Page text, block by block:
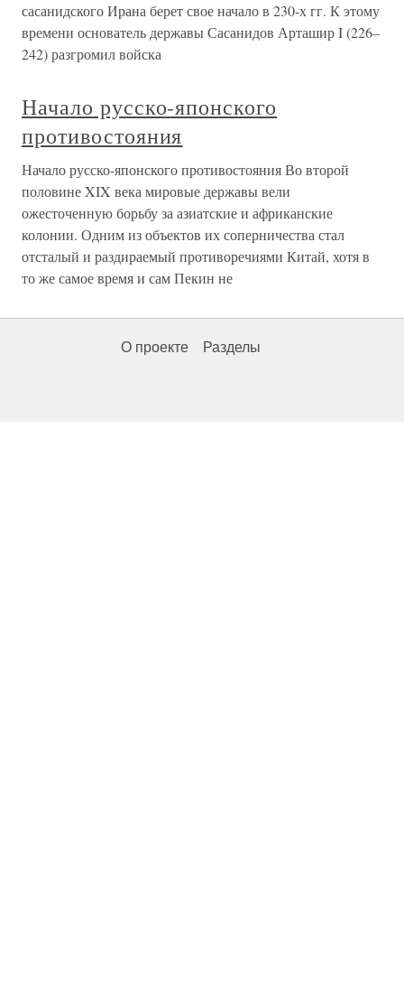
сасанидского Ирана берет свое начало в 230-х гг. К этому
времени основатель державы Сасанидов Арташир I (226–
242) разгромил войска
Начало русско-японского
противостояния
Начало русско-японского противостояния Во второй
половине XIX века мировые державы вели
ожесточенную борьбу за азиатские и африканские
колонии. Одним из объектов их соперничества стал
отсталый и раздираемый противоречиями Китай, хотя в
то же самое время и сам Пекин не
О проекте Разделы